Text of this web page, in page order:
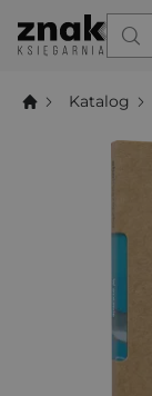
Katalog